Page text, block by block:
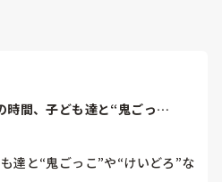
時間、子ども達と“鬼ごっ
達と“鬼ごっこ”や“けいどろ”な